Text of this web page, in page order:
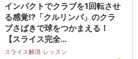
インパクトでクラブを1回転させ
る感覚!?「クルリンパ」のクラ
ブさばきで球をつかまえる！
【スライス完全…
スライス解消 レッスン